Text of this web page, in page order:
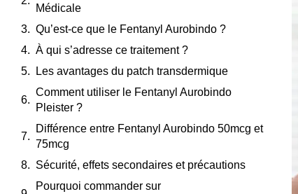
Médicale
Qu’est-ce que le Fentanyl Aurobindo ?
À qui s’adresse ce traitement ?
Les avantages du patch transdermique
Comment utiliser le Fentanyl Aurobindo
Pleister ?
Différence entre Fentanyl Aurobindo 50mcg et
75mcg
Sécurité, effets secondaires et précautions
Pourquoi commander sur